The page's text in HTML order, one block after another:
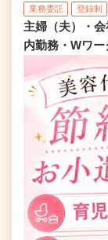
業務委託 登録制
主婦（夫）・
内勤務・Wワ